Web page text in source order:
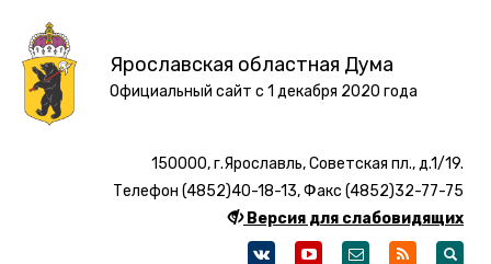
Ярославская областная Дума
Официальный сайт с 1 декабря 2020 года
150000, г.Ярославль, Советская пл., д.1/19.
Телефон (4852)40-18-13, Факс (4852)32-77-75
Версия для слабовидящих